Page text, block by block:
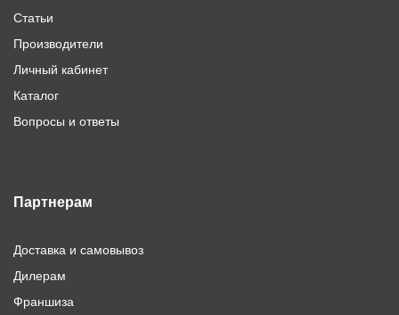
Статьи
Производители
Личный кабинет
Каталог
Вопросы и ответы
Партнерам
Доставка и самовывоз
Дилерам
Франшиза